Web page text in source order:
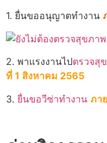
1. ยื่นขออนุญาตทำงาน
2. พาแรงงานไปตรวจสุ
ที่ 1 สิงหาคม 2565
3. ยื่นขอวีซ่าทำงาน ภา